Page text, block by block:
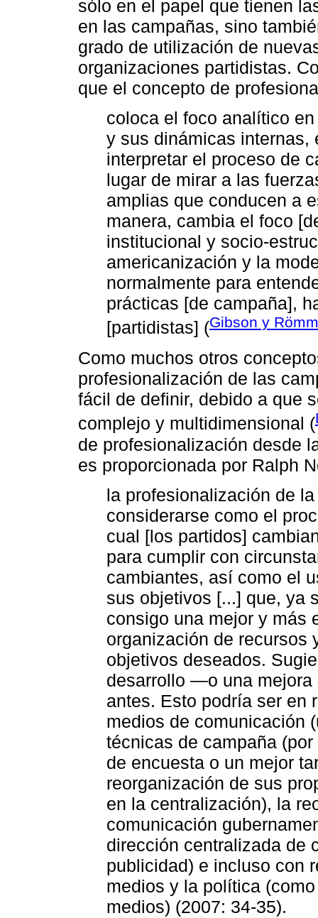
sólo en el papel que tienen
en las campañas, sino
grado de utilización de
organizaciones partidistas.
que el concepto de
coloca el foco analítico
y sus dinámicas internas,
interpretar el proceso de
lugar de mirar a las
amplias que conducen a
manera, cambia el foco
institucional y socio-
americanización y la
normalmente para
prácticas [de campaña],
[partidistas] (Gibson y
Como muchos otros
profesionalización de las
fácil de definir, debido a que
complejo y multidimensional (
de profesionalización desde
es proporcionada por Ralph
la profesionalización de
considerarse como el
cual [los partidos]
para cumplir con
cambiantes, así como el
sus objetivos [...] que, ya
consigo una mejor y
organización de recursos
objetivos deseados.
desarrollo —o una
antes. Esto podría ser en
medios de comunicación
técnicas de campaña
de encuesta o un mejor
reorganización de sus
en la centralización), la
comunicación
dirección centralizada de
publicidad) e incluso con
medios y la política
medios) (2007: 34-35).